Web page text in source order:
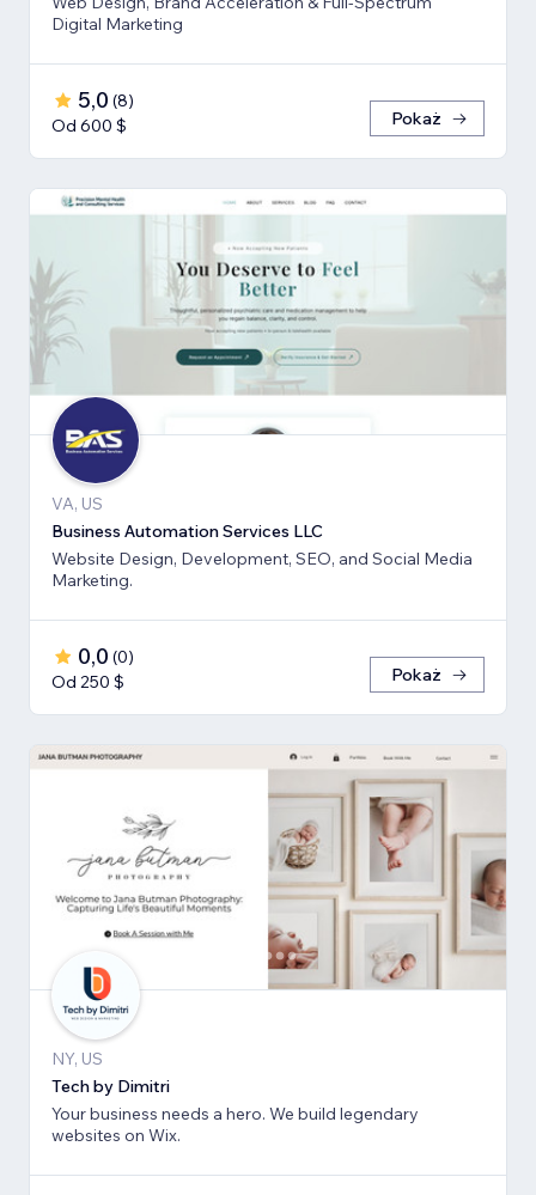
Digital Marketing
5,0 (8)
Od 600 $
Pokaż
VA, US
Business Automation Services LLC
Website Design, Development, SEO, and Social Media
Marketing.
0,0 (0)
Od 250 $
Pokaż
NY, US
Tech by Dimitri
Your business needs a hero. We build legendary
websites on Wix.